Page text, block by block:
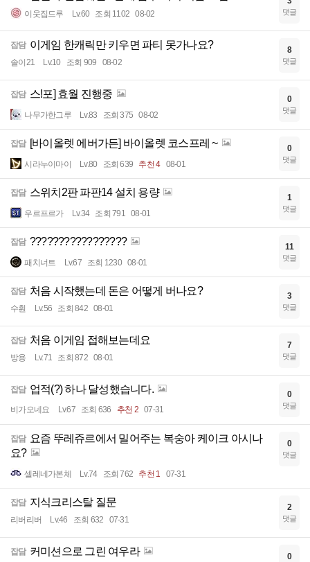
이웃집드루 Lv.60 조회 1102 08-02 댓글
잡담 이게임 한캐릭만 키우면 파티 못가나요?
솔이21 Lv.10 조회 909 08-02
8
댓글
잡담 스!포] 효월 진행중
나무가한그루 Lv.83 조회 375 08-02
0
댓글
잡담 [바이올렛 에버가든] 바이올렛 코스프레 ~
시라누이마이 Lv.80 조회 639 추천 4 08-01
0
댓글
잡담 스위치2판 파판14 설치 용량
우르프르가 Lv.34 조회 791 08-01
1
댓글
잡담 ?????????????????
패치너트 Lv.67 조회 1230 08-01
11
댓글
잡담 처음 시작했는데 돈은 어떻게 버나요?
수훤 Lv.56 조회 842 08-01
3
댓글
잡담 처음 이게임 접해보는데요
방용 Lv.71 조회 872 08-01
7
댓글
잡담 업적(?) 하나 달성했습니다.
비가오네요 Lv.67 조회 636 추천 2 07-31
0
댓글
잡담 요즘 뚜레쥬르에서 밀어주는 복숭아 케이크 아시나
요?
셀레네가본체 Lv.74 조회 762 추천 1 07-31
0
댓글
잡담 지식크리스탈 질문
리버리버 Lv.46 조회 632 07-31
2
댓글
잡담 커미션으로 그린 여우라 0